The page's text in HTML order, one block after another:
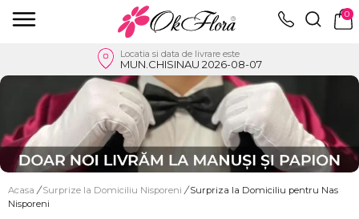
0
Locatia si data de livrare este
MUN.CHISINAU 2026-08-07
Acasa / Surprize la Domiciliu Nisporeni / Surpriza la Domiciliu pentru Nas
Nisporeni